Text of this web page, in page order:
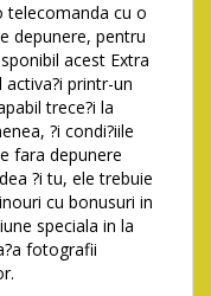
telecomanda cu o
depunere, pentru
acest Extra
printr-un
trece?i la
?i condi?iile
fara depunere
?i tu, ele trebuie
cu bonusuri in
speciala in la
fotografii